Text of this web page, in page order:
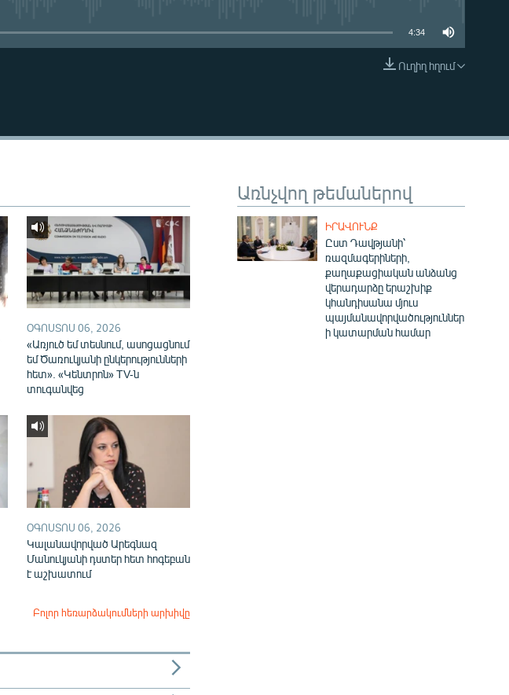
EMBED
4:34
Ուղիղ հղում
Առնչվող թեմաներով
ԻՐԱՎՈՒՆՔ
Ըստ Դավթյանի՝
ռազմագերիների,
քաղաքացիական անձանց
վերադարձը երաշխիք
կհանդիսանա մյուս
պայմանավորվածություններ
ի կատարման համար
ՕԳՈՍՏՈՍ 06, 2026
«Առյուծ եմ տեսնում, ասոցացնում
եմ Ծառուկյանի ընկերությունների
հետ». «Կենտրոն» TV-ն
տուգանվեց
ՕԳՈՍՏՈՍ 06, 2026
Կալանավորված Արեգնազ
Մանուկյանի դստեր հետ հոգեբան
է աշխատում
Բոլոր հեռարձակումների արխիվը